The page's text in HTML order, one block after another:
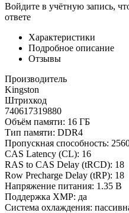
Войдите в учётную запись,
ответе
Характеристики
Подробное описание
Отзывы
Производитель
Kingston
Штрихкод
740617319880
Объём памяти: 16 ГБ
Тип памяти: DDR4
Пропускная способность:
CAS Latency (CL): 16
RAS to CAS Delay (tRCD): 18
Row Precharge Delay (tRP): 18
Напряжение питания: 1.35 В
Поддержка XMP: да
Система охлаждения: